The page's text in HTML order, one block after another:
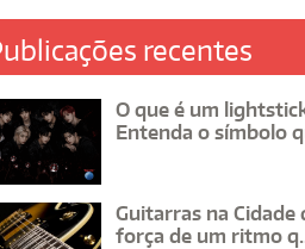
recentes
O que é um
Entenda o símbolo
Guitarras na Cidade
força de um ritmo